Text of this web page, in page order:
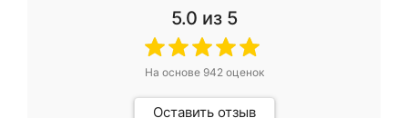
5.0 из 5
На основе 942оценок
Оставить отзыв